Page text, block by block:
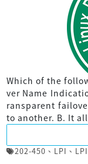
Which of the
ver Name
ransparent
to another. B. It
202-450 、 LPI 、